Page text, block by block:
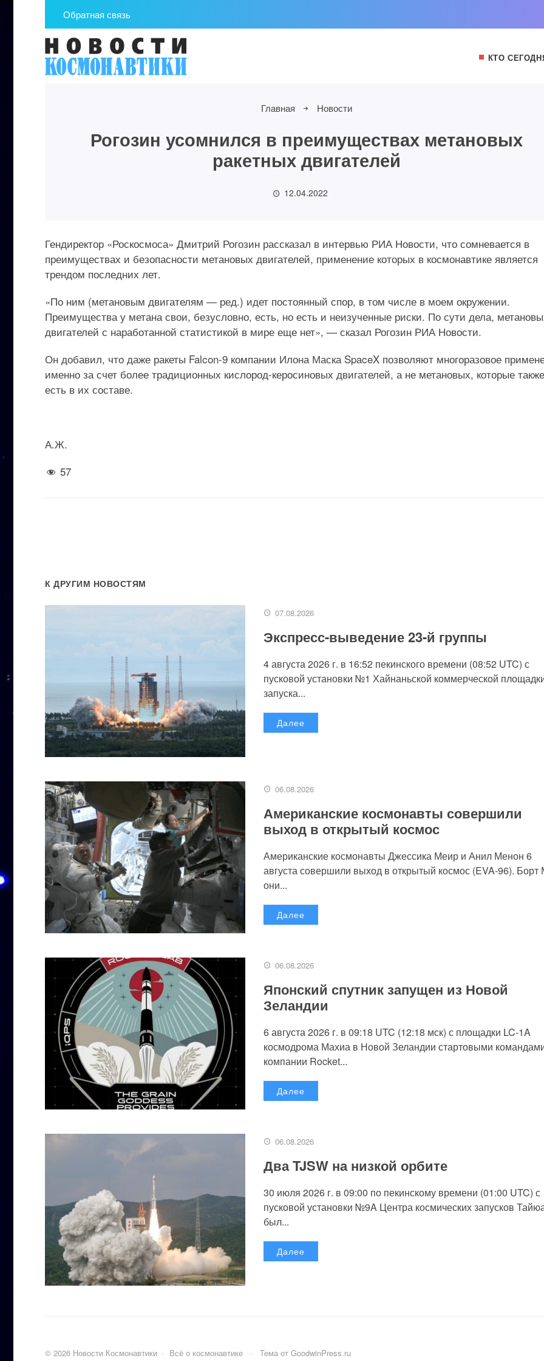
Обратная связь
КТО
Главная Новости
Рогозин усомнился в преимуществах метановых
ракетных двигателей
12.04.2022
Гендиректор «Роскосмоса» Дмитрий Рогозин рассказал в интервью РИА Новости, что сомневается в
преимуществах и безопасности метановых двигателей, применение которых в космонавтике является
трендом последних лет.
«По ним (метановым двигателям — ред.) идет постоянный спор, в том числе в моем окружении.
Преимущества у метана свои, безусловно, есть, но есть и неизученные риски. По сути дела,
двигателей с наработанной статистикой в мире еще нет», — сказал Рогозин РИА Новости.
Он добавил, что даже ракеты Falcon-9 компании Илона Маска SpaceX позволяют многоразовое
именно за счет более традиционных кислород-керосиновых двигателей, а не метановых, которые также
есть в их составе.
А.Ж.
57
К ДРУГИМ НОВОСТЯМ
07.08.2026
Экспресс-выведение 23-й группы
4 августа 2026 г. в 16:52 пекинского времени (08:52 UTC) с
пусковой установки №1 Хайнаньской коммерческой
запуска...
Далее
06.08.2026
Американские космонавты совершили
выход в открытый космос
Американские космонавты Джессика Меир и Анил Менон 6
августа совершили выход в открытый космос (EVA-96).
они...
Далее
06.08.2026
Японский спутник запущен из Новой
Зеландии
6 августа 2026 г. в 09:18 UTC (12:18 мск) с площадки LC-1A
космодрома Махиа в Новой Зеландии стартовыми
компании Rocket...
Далее
06.08.2026
Два TJSW на низкой орбите
30 июля 2026 г. в 09:00 по пекинскому времени (01:00 UTC) с
пусковой установки №9A Центра космических запусков
был...
Далее
© 2026 Новости Космонавтики · Всё о космонавтике · Тема от GoodwinPress.ru